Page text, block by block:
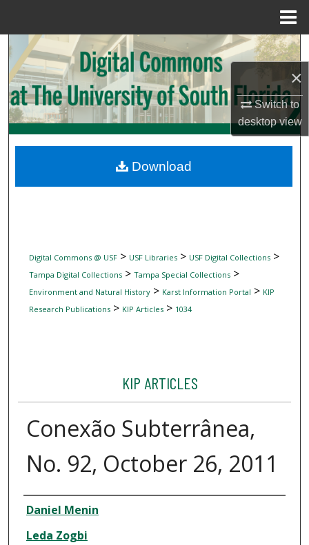
×
Switch to
desktopview
Search
Browse Collections
My Account
Digital Commons Network™
Digital Commons @ USF> USF Libraries> USF Digital Collections>
Tampa Digital Collections> Tampa Special Collections>
Environment and Natural History> Karst Information Portal > KIP
Research Publications> KIP Articles> 1034
KIP ARTICLES
Conexão Subterrânea,
No. 92, October 26, 2011
Author
Daniel Menin
Leda Zogbi
Download